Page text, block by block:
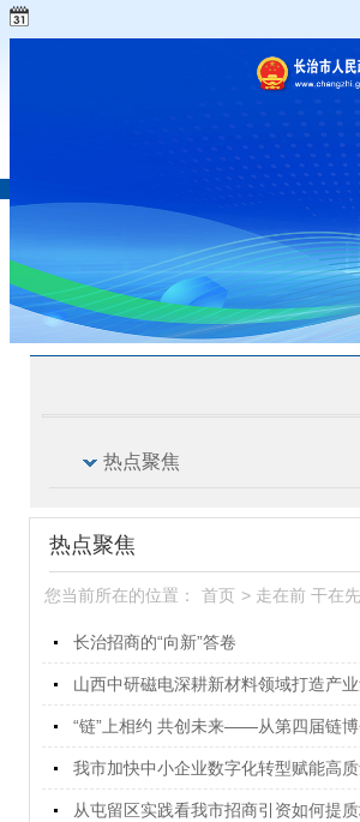
热点聚焦
热点聚焦
您当前所在的位置： 首页 > 走在前 干在
长治招商的“向新”答卷
山西中研磁电深耕新材料领域打造产
“链”上相约 共创未来——从第四届链
我市加快中小企业数字化转型赋能高
从屯留区实践看我市招商引资如何提